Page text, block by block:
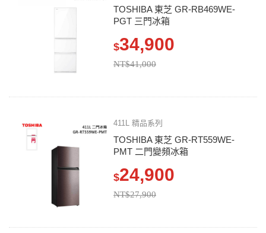
TOSHIBA 東芝 GR-RB469WE-
PGT 三門冰箱
$34,900
NT$41,000
411L 精品系列
TOSHIBA 東芝 GR-RT559WE-
PMT 二門變頻冰箱
$24,900
NT$27,900